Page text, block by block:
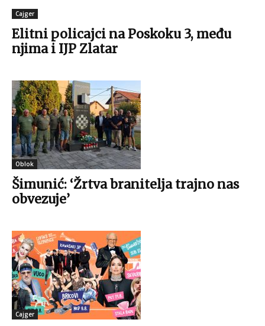
Cajger
Elitni policajci na Poskoku 3, među
njima i IJP Zlatar
Oblok
Šimunić: ‘Žrtva branitelja trajno nas
obvezuje’
Cajger